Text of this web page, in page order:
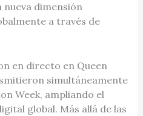
dimensión
a través de
en directo en Queen
simultáneamente
Week, ampliando el
global. Más allá de las